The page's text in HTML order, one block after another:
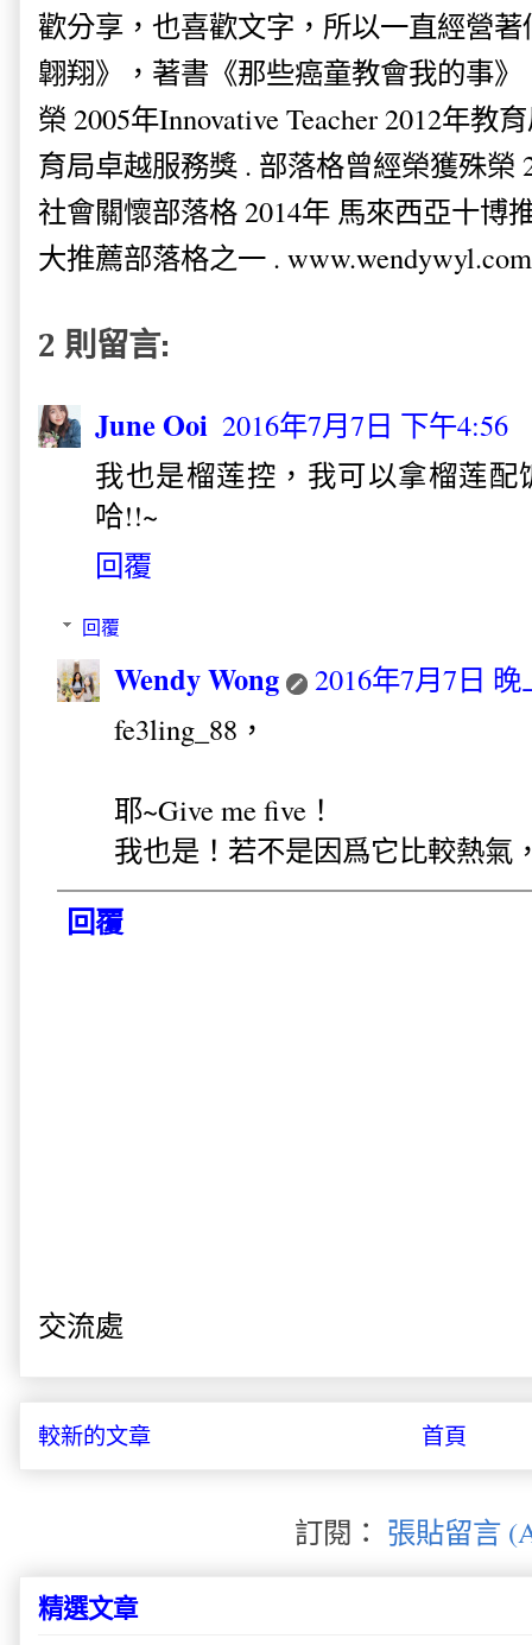
歡分享，也喜歡文字，所以一直經營
翺翔》，著書《那些癌童教會我的事
榮 2005年Innovative Teacher 2012年教
育局卓越服務獎 . 部落格曾經榮獲殊榮
社會關懷部落格 2014年 馬來西亞十博
大推薦部落格之一 . www.wendywyl.com
2 則留言:
June Ooi 2016年7月7日 下午4:56
我也是榴莲控，我可以拿榴莲
哈!!~
回覆
回覆
Wendy Wong
2016年7月7日 晚
fe3ling_88，
耶~Give me five！
我也是！若不是因爲它比較熱氣
回覆
交流處
較新的文章 首頁
訂閱： 張貼留言
精選文章